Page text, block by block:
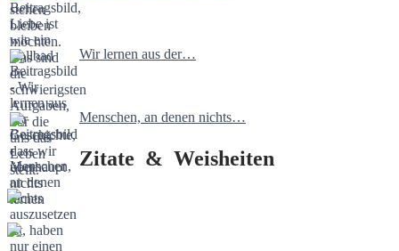
Wir lernen aus der…
Menschen, an denen nichts…
Zitate & Weisheiten